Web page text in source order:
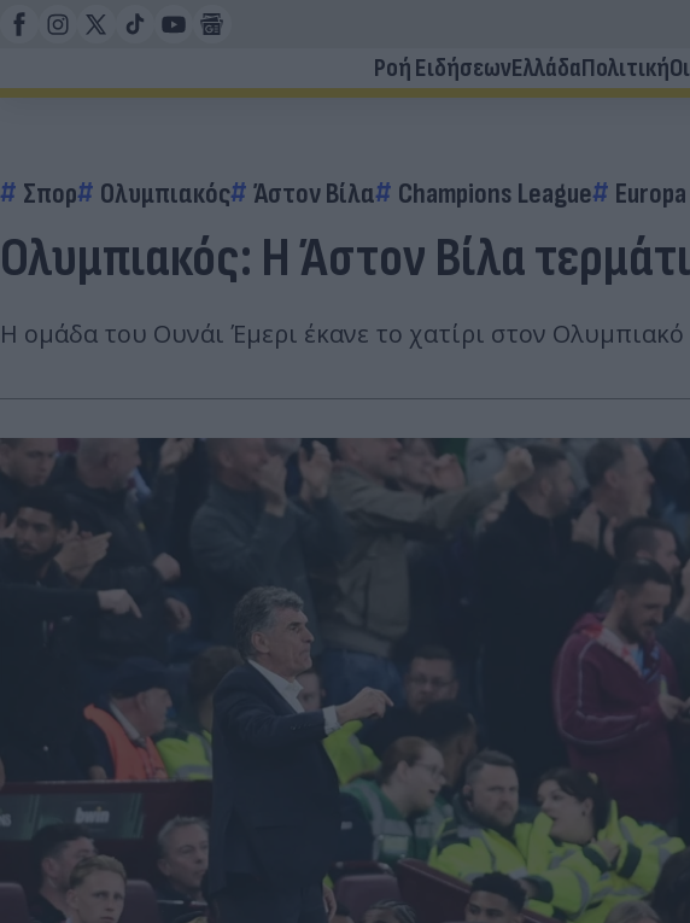
Ροή ΕιδήσεωνΕλλάδαΠολιτική
Σπορ Ολυμπιακός Άστον Βίλα Champions League
Ολυμπιακός: Η Άστον Βίλα
Η ομάδα του Ουνάι Έμερι έκανε το χατίρι στον